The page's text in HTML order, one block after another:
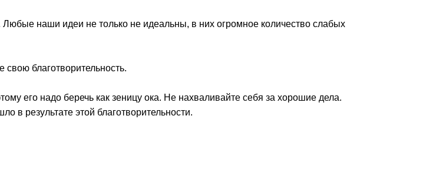
наши идеи не только не идеальны, в них огромное количество слабых
благотворительность.
его надо беречь как зеницу ока. Не нахваливайте себя за хорошие дела.
в результате этой благотворительности.